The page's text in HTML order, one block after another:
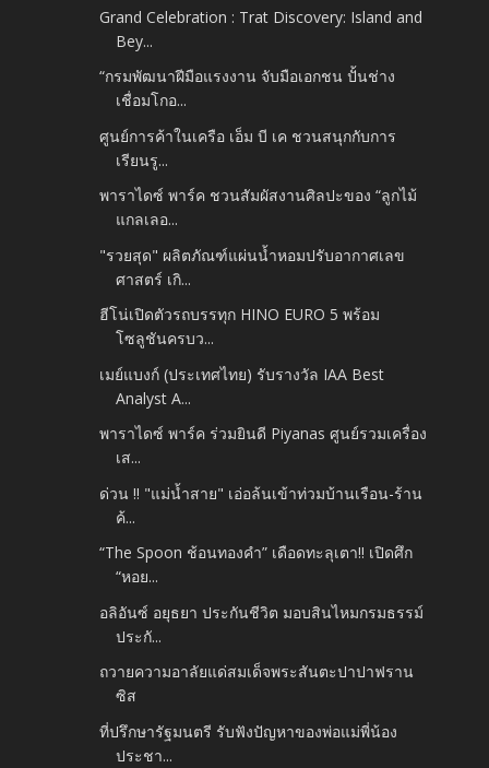
Grand Celebration : Trat Discovery: Island and
Bey...
“กรมพัฒนาฝีมือแรงงาน จับมือเอกชน ปั้นช่าง
เชื่อมโกอ...
ศูนย์การค้าในเครือ เอ็ม บี เค ชวนสนุกกับการ
เรียนรู...
พาราไดซ์ พาร์ค ชวนสัมผัสงานศิลปะของ “ลูกไม้
แกลเลอ...
"รวยสุด" ผลิตภัณฑ์แผ่นน้ำหอมปรับอากาศเลข
ศาสตร์ เกิ...
ฮีโน่เปิดตัวรถบรรทุก HINO EURO 5 พร้อม
โซลูชันครบว...
เมย์แบงก์ (ประเทศไทย) รับรางวัล IAA Best
Analyst A...
พาราไดซ์ พาร์ค ร่วมยินดี Piyanas ศูนย์รวมเครื่อง
เส...
ด่วน ‼ "แม่น้ำสาย" เอ่อล้นเข้าท่วมบ้านเรือน-ร้าน
ค้...
“The Spoon ช้อนทองคำ” เดือดทะลุเตา!! เปิดศึก
“หอย...
อลิอันซ์ อยุธยา ประกันชีวิต มอบสินไหมกรมธรรม์
ประกั...
ถวายความอาลัยแด่สมเด็จพระสันตะปาปาฟราน
ซิส
ที่ปรึกษารัฐมนตรี รับฟังปัญหาของพ่อแม่พี่น้อง
ประชา...